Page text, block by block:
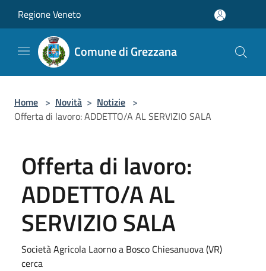
Regione Veneto
Comune di Grezzana
Home > Novità > Notizie >
Offerta di lavoro: ADDETTO/A AL SERVIZIO SALA
Offerta di lavoro:
ADDETTO/A AL
SERVIZIO SALA
Società Agricola Laorno a Bosco Chiesanuova (VR)
cerca